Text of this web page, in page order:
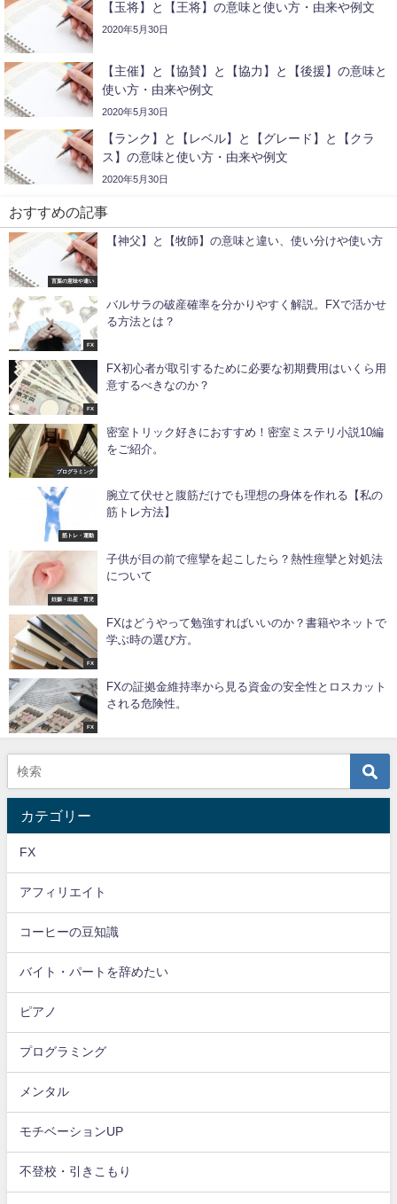
【玉将】と【王将】の意味と使い方・由来や例文
2020年5月30日
【主催】と【協賛】と【協力】と【後援】の意味と
使い方・由来や例文
2020年5月30日
【ランク】と【レベル】と【グレード】と【クラ
ス】の意味と使い方・由来や例文
2020年5月30日
おすすめの記事
言葉の意味や違い
【神父】と【牧師】の意味と違い、使い分けや使い方
FX
バルサラの破産確率を分かりやすく解説。FXで活かせ
る方法とは？
FX
FX初心者が取引するために必要な初期費用はいくら用
意するべきなのか？
プログラミング
密室トリック好きにおすすめ！密室ミステリ小説10編
をご紹介。
筋トレ・運動
腕立て伏せと腹筋だけでも理想の身体を作れる【私の
筋トレ方法】
妊娠・出産・育児
子供が目の前で痙攣を起こしたら？熱性痙攣と対処法
について
FX
FXはどうやって勉強すればいいのか？書籍やネットで
学ぶ時の選び方。
FX
FXの証拠金維持率から見る資金の安全性とロスカット
される危険性。
カテゴリー
FX
アフィリエイト
コーヒーの豆知識
バイト・パートを辞めたい
ピアノ
プログラミング
メンタル
モチベーションUP
不登校・引きこもり